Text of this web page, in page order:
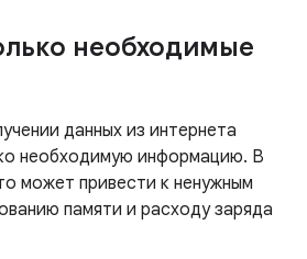
необходимые
данных из интернета
необходимую информацию. В
может привести к ненужным
памяти и расходу заряда